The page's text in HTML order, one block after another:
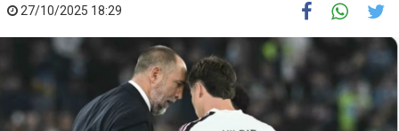
27/10/2025 18:29